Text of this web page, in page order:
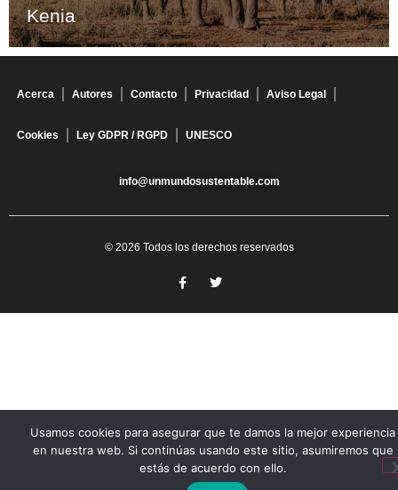
Kenia
Acerca Autores Contacto Privacidad Aviso Legal
Cookies Ley GDPR / RGPD UNESCO
info@unmundosustentable.com
© 2026 Todos los derechos reservados
Usamos cookies para asegurar que te damos la mejor experiencia
en nuestra web. Si continúas usando este sitio, asumiremos que
estás de acuerdo con ello.